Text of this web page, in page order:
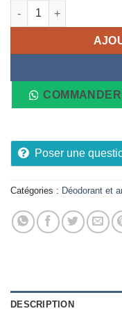
quantité de Déodorant
Poser une
Catégories : Déodorant et
DESCRIPTION